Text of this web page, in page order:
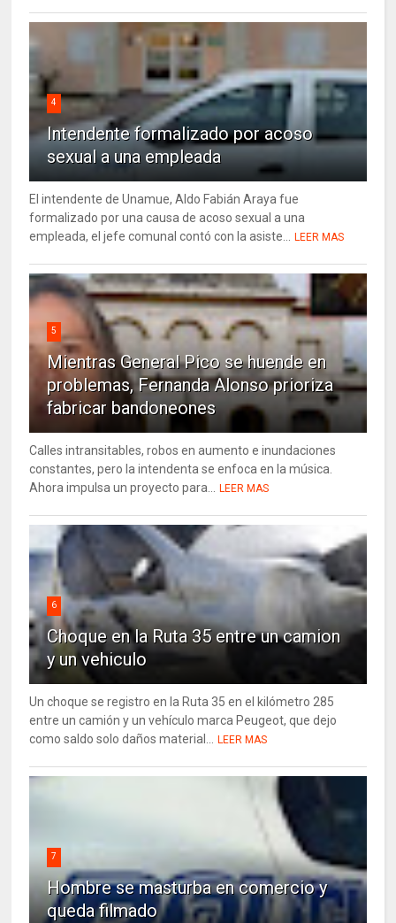
4
Intendente formalizado por acoso
sexual a una empleada
El intendente de Unamue, Aldo Fabián Araya fue
formalizado por una causa de acoso sexual a una
empleada, el jefe comunal contó con la asiste...
LEER MAS
5
Mientras General Pico se huende en
problemas, Fernanda Alonso prioriza
fabricar bandoneones
Calles intransitables, robos en aumento e inundaciones
constantes, pero la intendenta se enfoca en la música.
Ahora impulsa un proyecto para...
LEER MAS
6
Choque en la Ruta 35 entre un camion
y un vehiculo
Un choque se registro en la Ruta 35 en el kilómetro 285
entre un camión y un vehículo marca Peugeot, que dejo
como saldo solo daños material...
LEER MAS
7
Hombre se masturba en comercio y
queda filmado